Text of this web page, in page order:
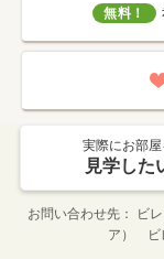
無料！
実際にお部屋
見学した
お問い合わせ先
ビ
ア） ビ